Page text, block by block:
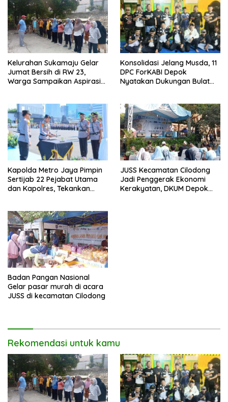
Kelurahan Sukamaju Gelar
Jumat Bersih di RW 23,
Warga Sampaikan Aspirasi
Konsolidasi Jelang Musda, 11
DPC ForKABI Depok
Nyatakan Dukungan Bulat
Kapolda Metro Jaya Pimpin
Sertijab 22 Pejabat Utama
dan Kapolres, Tekankan
JUSS Kecamatan Cilodong
Jadi Penggerak Ekonomi
Kerakyatan, DKUM Depok
Badan Pangan Nasional
Gelar pasar murah di acara
JUSS di kecamatan Cilodong
Rekomendasi untuk kamu